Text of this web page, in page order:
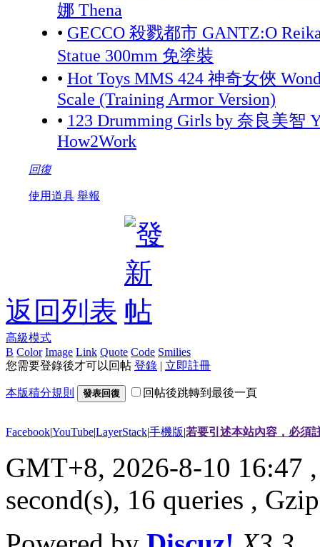
娜 Thena
• GECCO 殺戮都市 GANTZ:O
Statue 300mm 免塗裝
• Hot Toys MMS 424 神奇女俠
Scale (Training Armor Version)
• 123 Drumming Girls by 奈良美智
How2Work
回復
使用道具 舉報
返回列表
高級模式
B Color Image Link Quote Code Smilies
您需要登錄後才可以回帖 登錄 | 立即註冊
本版積分規則 發表回復 回帖後跳轉到最後一頁
Facebook|YouTube|LayerStack|手機版|若要引述本站內容，必須
GMT+8, 2026-8-10 16:47
second(s), 16 queries ,